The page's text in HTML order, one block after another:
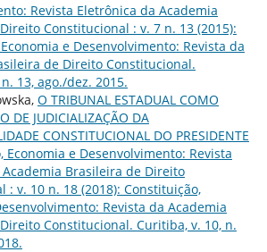
Revista Eletrônica da Academia
Constitucional : v. 7 n. 13 (2015):
e Desenvolvimento: Revista da
de Direito Constitucional.
13, ago./dez. 2015.
O TRIBUNAL ESTADUAL COMO
DE JUDICIALIZAÇÃO DA
CONSTITUCIONAL DO PRESIDENTE
Economia e Desenvolvimento: Revista
Brasileira de Direito
: v. 10 n. 18 (2018): Constituição,
Revista da Academia
Constitucional. Curitiba, v. 10, n.